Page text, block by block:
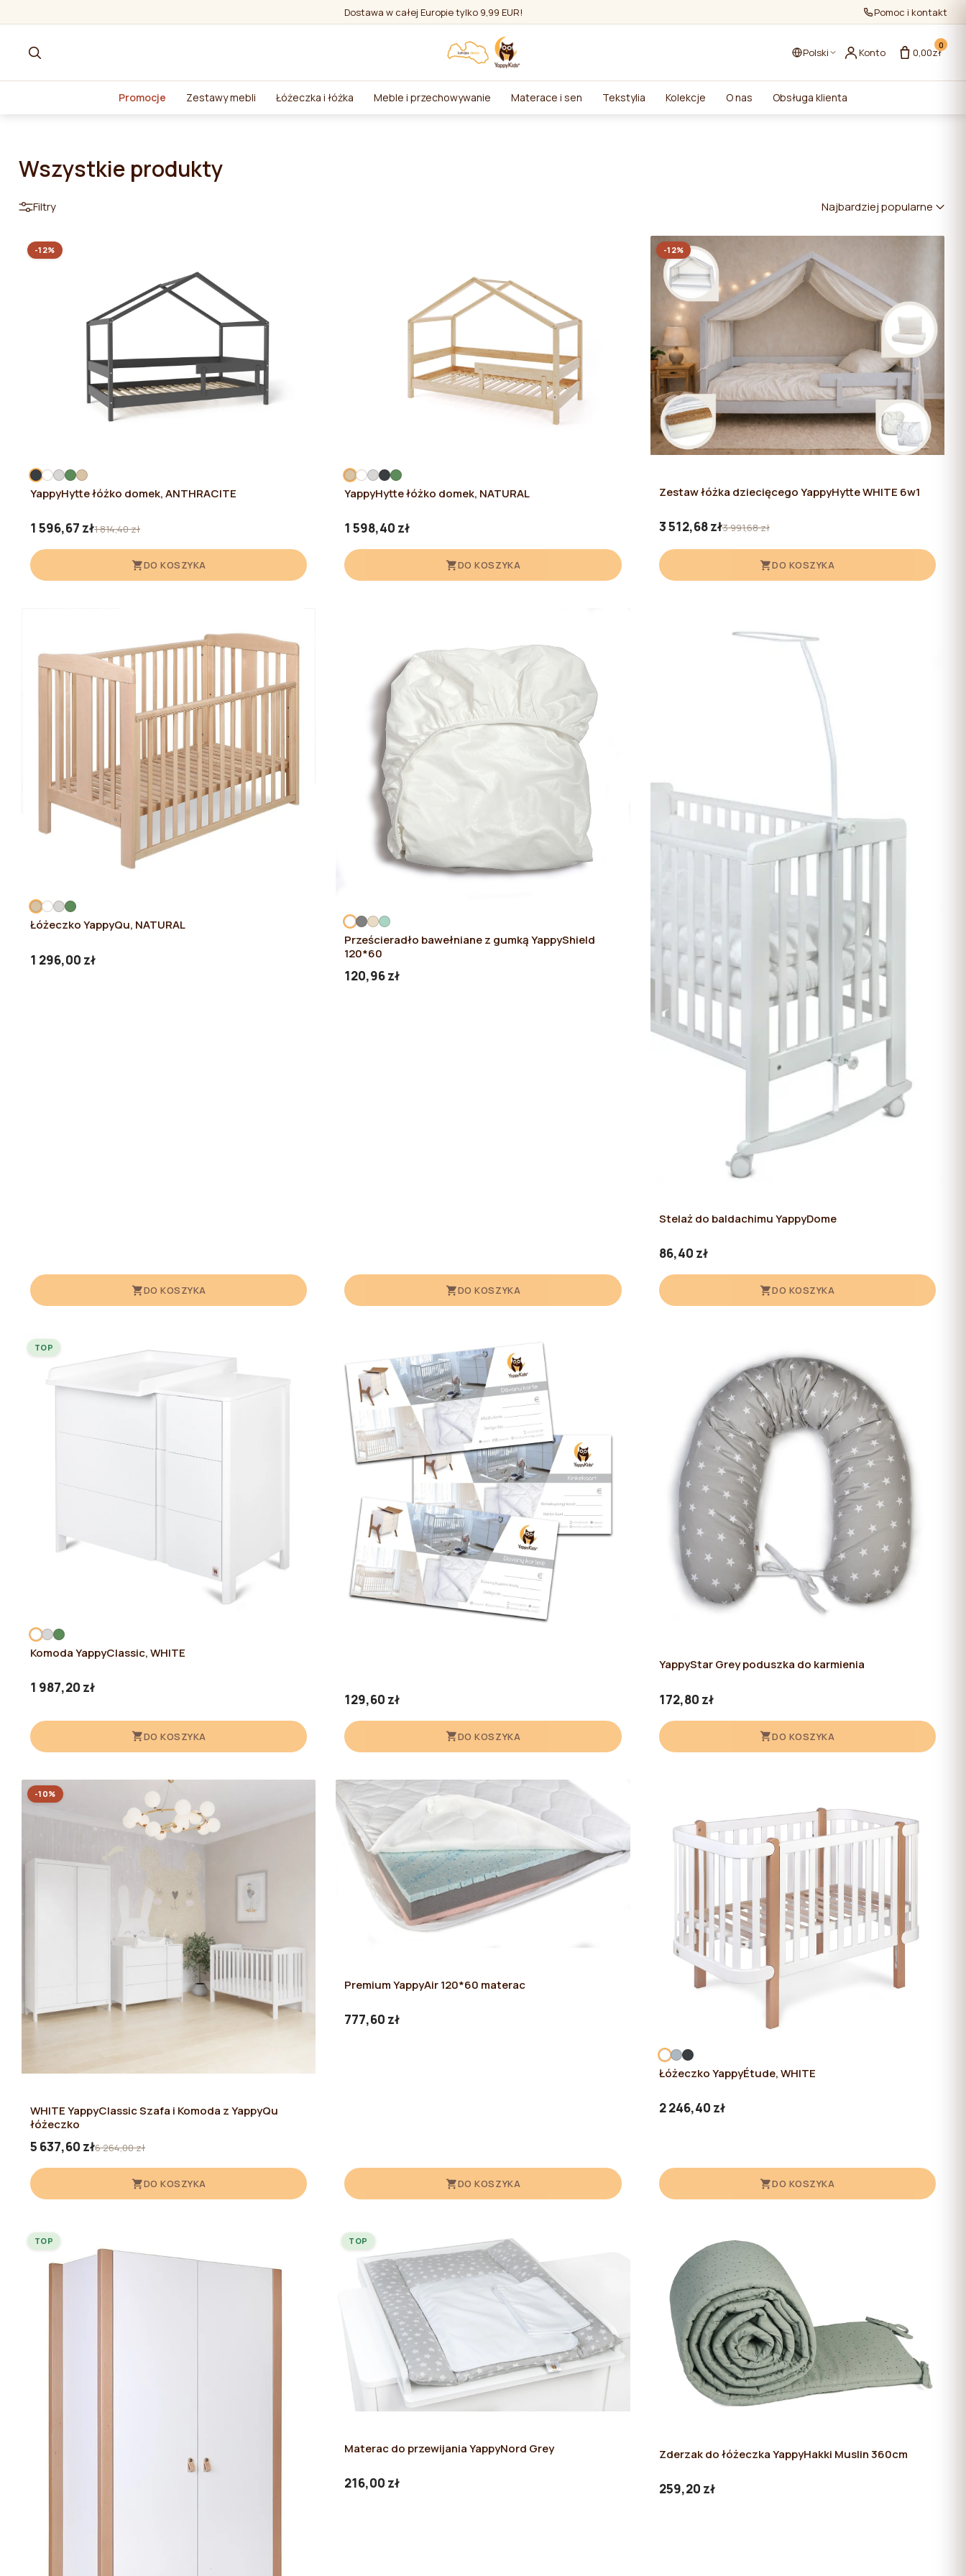
Dostawa w całej Europie tylko 9,99 EUR! Pomoc i kontakt
Polski Konto
0
0,00zł
Promocje Zestawy mebli Łóżeczka i łóżka Meble i przechowywanie Materace i sen Tekstylia Kolekcje O nas Obsługa klienta
Wszystkie produkty
Filtry Najbardziej popularne
YappyHytte łóżko domek, ANTHRACITE
1 596,67 zł1 814,40 zł
DO KOSZYKA
-12%
YappyHytte łóżko domek, NATURAL
1 598,40 zł
DO KOSZYKA
Zestaw łóżka dziecięcego YappyHytte WHITE 6w1
3 512,68 zł3 991,68 zł
DO KOSZYKA
-12%
Łóżeczko YappyQu, NATURAL
1 296,00 zł
DO KOSZYKA
Prześcieradło bawełniane z gumką YappyShield
120*60
120,96 zł
DO KOSZYKA
Stelaż do baldachimu YappyDome
86,40 zł
DO KOSZYKA
Komoda YappyClassic, WHITE
1 987,20 zł
DO KOSZYKA
TOP
129,60 zł
DO KOSZYKA
YappyStar Grey poduszka do karmienia
172,80 zł
DO KOSZYKA
WHITE YappyClassic Szafa i Komoda z YappyQu
łóżeczko
5 637,60 zł6 264,00 zł
DO KOSZYKA
-10%
Premium YappyAir 120*60 materac
777,60 zł
DO KOSZYKA
Łóżeczko YappyÉtude, WHITE
2 246,40 zł
DO KOSZYKA
TOP
Materac do przewijania YappyNord Grey
216,00 zł
TOP
Zderzak do łóżeczka YappyHakki Muslin 360cm
259,20 zł